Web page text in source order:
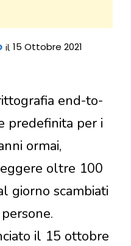
il 15 Ottobre 2021
end-to-
predefinita per i
ormai,
oltre 100
giorno scambiati
il 15 ottobre